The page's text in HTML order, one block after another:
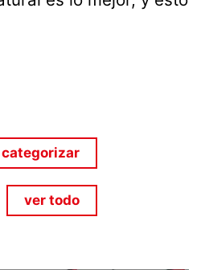
categorizar
ver todo